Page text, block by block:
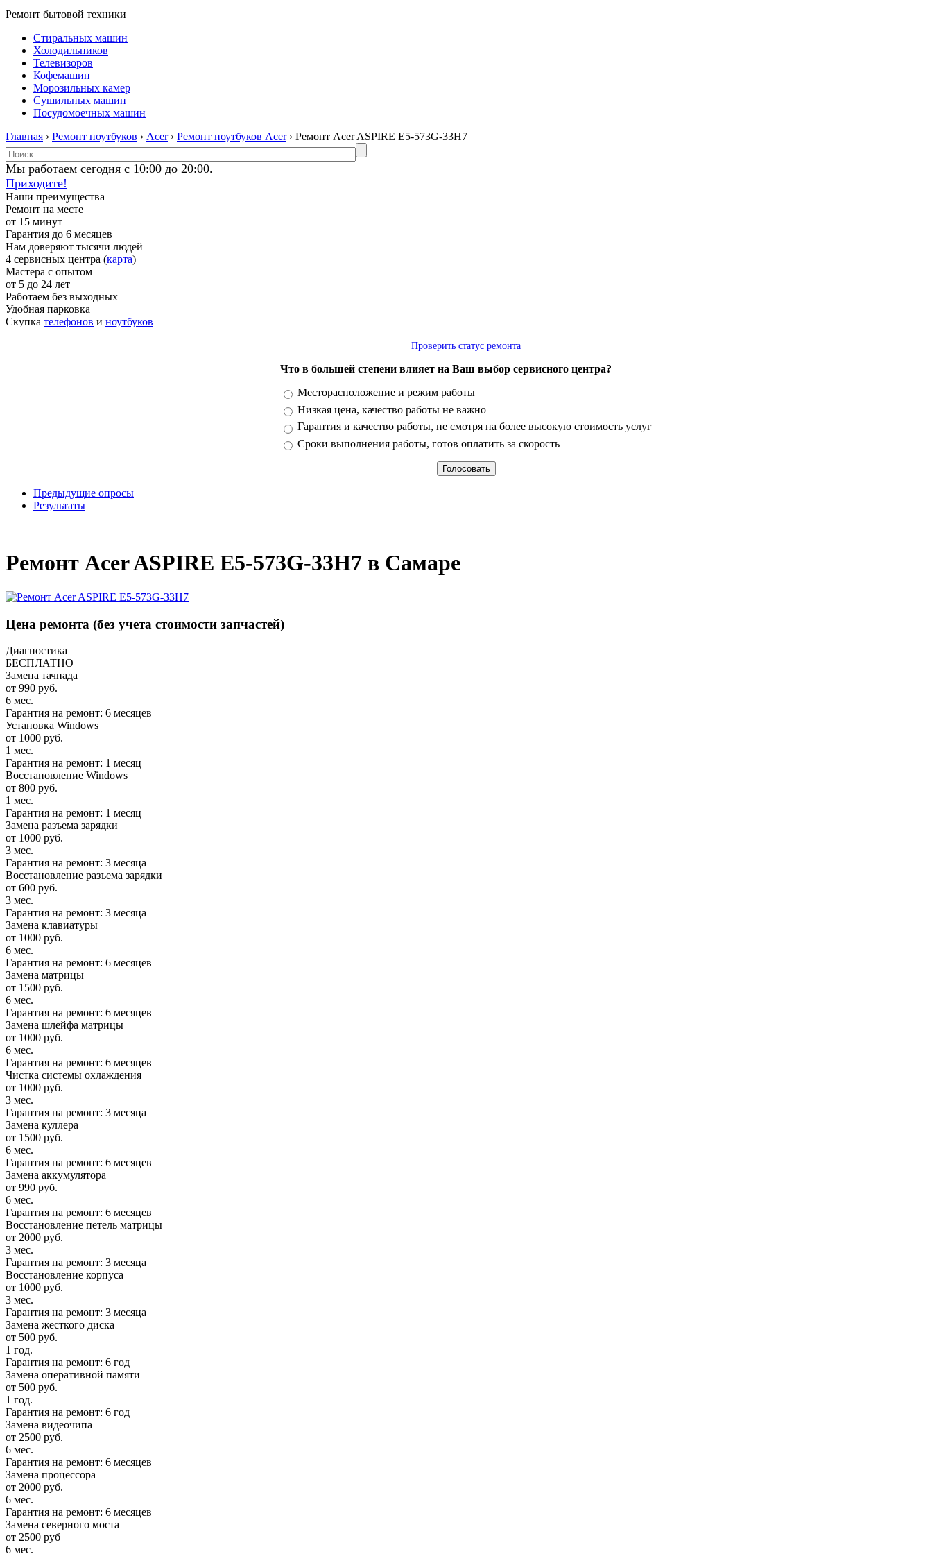
Ремонт бытовой техники
Стиральных машин
Холодильников
Телевизоров
Кофемашин
Морозильных камер
Сушильных машин
Посудомоечных машин
Главная › Ремонт ноутбуков › Acer› Ремонт ноутбуков Acer› Ремонт Acer ASPIRE E5-573G-33H7
Мы работаем сегодня с 10:00 до 20:00.
Приходите!
Наши преимущества
Ремонт на месте
от 15 минут
Гарантия до 6 месяцев
Нам доверяют тысячи людей
4 сервисных центра (карта)
Мастера с опытом
от 5 до 24 лет
Работаем без выходных
Удобная парковка
Скупка телефонов и ноутбуков
Проверить статус ремонта
Что в большей степени влияет на Ваш выбор сервисного центра?
Варианты
Месторасположение и режим работы
Низкая цена, качество работы не важно
Гарантия и качество работы, не смотря на более высокую стоимость услуг
Сроки выполнения работы, готов оплатить за скорость
Предыдущие опросы
Результаты
Ремонт Acer ASPIRE E5-573G-33H7 в Самаре
Цена ремонта (без учета стоимости запчастей)
Диагностика
БЕСПЛАТНО
Замена тачпада
от 990 руб.
6 мес.
Гарантия на ремонт: 6 месяцев
Установка Windows
от 1000 руб.
1 мес.
Гарантия на ремонт: 1 месяц
Восстановление Windows
от 800 руб.
1 мес.
Гарантия на ремонт: 1 месяц
Замена разъема зарядки
от 1000 руб.
3 мес.
Гарантия на ремонт: 3 месяца
Восстановление разъема зарядки
от 600 руб.
3 мес.
Гарантия на ремонт: 3 месяца
Замена клавиатуры
от 1000 руб.
6 мес.
Гарантия на ремонт: 6 месяцев
Замена матрицы
от 1500 руб.
6 мес.
Гарантия на ремонт: 6 месяцев
Замена шлейфа матрицы
от 1000 руб.
6 мес.
Гарантия на ремонт: 6 месяцев
Чистка системы охлаждения
от 1000 руб.
3 мес.
Гарантия на ремонт: 3 месяца
Замена куллера
от 1500 руб.
6 мес.
Гарантия на ремонт: 6 месяцев
Замена аккумулятора
от 990 руб.
6 мес.
Гарантия на ремонт: 6 месяцев
Восстановление петель матрицы
от 2000 руб.
3 мес.
Гарантия на ремонт: 3 месяца
Восстановление корпуса
от 1000 руб.
3 мес.
Гарантия на ремонт: 3 месяца
Замена жесткого диска
от 500 руб.
1 год.
Гарантия на ремонт: 6 год
Замена оперативной памяти
от 500 руб.
1 год.
Гарантия на ремонт: 6 год
Замена видеочипа
от 2500 руб.
6 мес.
Гарантия на ремонт: 6 месяцев
Замена процессора
от 2000 руб.
6 мес.
Гарантия на ремонт: 6 месяцев
Замена северного моста
от 2500 руб
6 мес.